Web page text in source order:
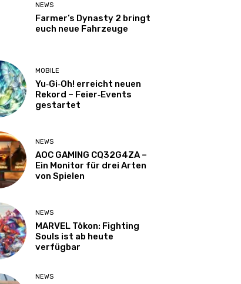
NEWS
Farmer’s Dynasty 2 bringt
euch neue Fahrzeuge
MOBILE
Yu‑Gi‑Oh! erreicht neuen
Rekord – Feier‑Events
gestartet
NEWS
AOC GAMING CQ32G4ZA –
Ein Monitor für drei Arten
von Spielen
NEWS
MARVEL Tōkon: Fighting
Souls ist ab heute
verfügbar
NEWS